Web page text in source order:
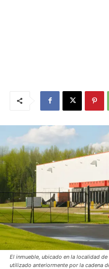
El inmueble, ubicado en la localidad
utilizado anteriormente por la cadena